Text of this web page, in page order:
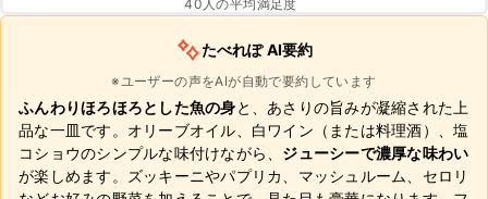
40 人の平均満足度
たべれぽ AI要約
※ユーザーの声をAIが自動で要約しています
ふんわりほろほろとした魚の身と、あさりの旨みが凝縮された上
品な一皿です。オリーブオイル、白ワイン（または料理酒）、塩
コショウのシンプルな味付けながら、 ジューシーで濃厚な味わい
が楽しめます。ズッキーニやパプリカ、マッシュルーム、セロリ